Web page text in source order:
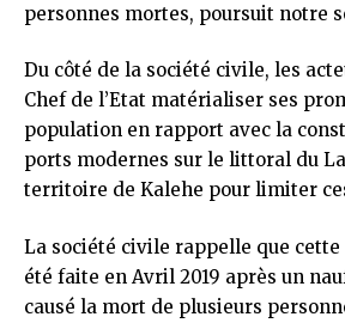
personnes mortes, poursuit notre
Du côté de la société civile, les
Chef de l’Etat matérialiser ses
population en rapport avec la
ports modernes sur le littoral du
territoire de Kalehe pour limiter
La société civile rappelle que
été faite en Avril 2019 après un
causé la mort de plusieurs